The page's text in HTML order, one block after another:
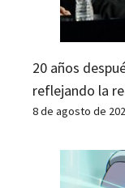
20 años
reflejando la
8 de agosto de